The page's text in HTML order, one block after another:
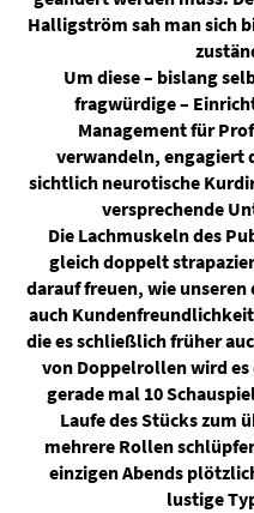
Halligström sah man sich
Um diese – bislang
fragwürdige –
Management für
verwandeln, engagiert
sichtlich neurotische
versprechende
Die Lachmuskeln des
gleich doppelt
darauf freuen, wie
auch
die es schließlich früher
von Doppelrollen wird
gerade mal 10
Laufe des Stücks zum
mehrere Rollen
einzigen Abends
lustige